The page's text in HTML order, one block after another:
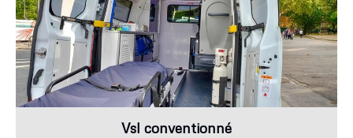
Vsl conventionné